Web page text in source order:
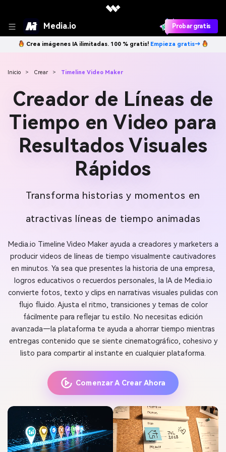
Media.io Probar gratis
Crea imágenes IA ilimitadas. 100 % gratis! Empieza gratis→
Inicio > Crear > Timeline Video Maker
Creador de Líneas de
Tiempo en Video para
Resultados Visuales
Rápidos
Transforma historias y momentos en
atractivas líneas de tiempo animadas
Media.io Timeline Video Maker ayuda a creadores y marketers a
producir videos de líneas de tiempo visualmente cautivadores
en minutos. Ya sea que presentes la historia de una empresa,
logros educativos o recuerdos personales, la IA de Media.io
convierte fotos, texto y clips en narrativas visuales pulidas con
flujo fluido. Ajusta el ritmo, transiciones y temas de color
fácilmente para reflejar tu estilo. No necesitas edición
avanzada—la plataforma te ayuda a ahorrar tiempo mientras
entregas contenido que se siente cinematográfico, cohesivo y
listo para compartir al instante en cualquier plataforma.
Comenzar A Crear Ahora